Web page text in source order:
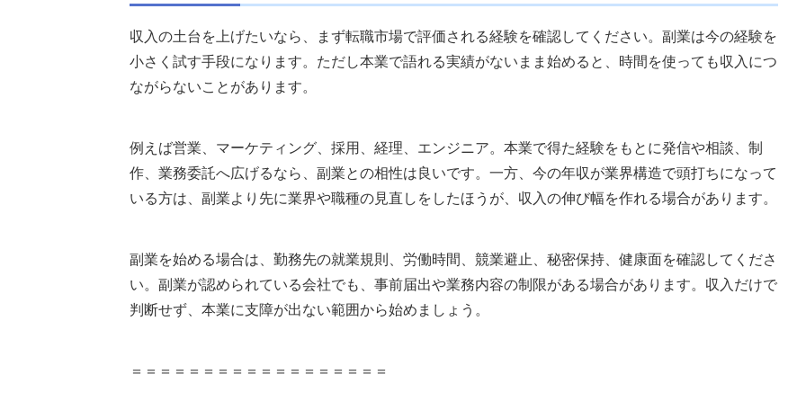
収入の土台を上げたいなら、まず転職市場で評価される経験を確認してください。副業は今の経験を
小さく試す手段になります。ただし本業で語れる実績がないまま始めると、時間を使っても収入につ
ながらないことがあります。
例えば営業、マーケティング、採用、経理、エンジニア。本業で得た経験をもとに発信や相談、制
作、業務委託へ広げるなら、副業との相性は良いです。一方、今の年収が業界構造で頭打ちになって
いる方は、副業より先に業界や職種の見直しをしたほうが、収入の伸び幅を作れる場合があります。
副業を始める場合は、勤務先の就業規則、労働時間、競業避止、秘密保持、健康面を確認してくださ
い。副業が認められている会社でも、事前届出や業務内容の制限がある場合があります。収入だけで
判断せず、本業に支障が出ない範囲から始めましょう。
＝＝＝＝＝＝＝＝＝＝＝＝＝＝＝＝＝＝